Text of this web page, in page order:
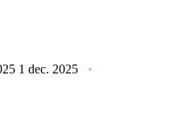
1 dec. 2025